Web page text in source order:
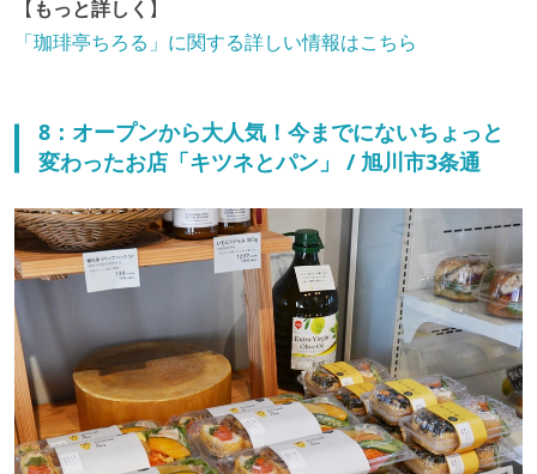
【 もっと詳しく 】
「珈琲亭ちろる」に関する詳しい情報はこちら
8：オープンから大人気！今までにないちょっと
変わったお店「キツネとパン」 / 旭川市3条通